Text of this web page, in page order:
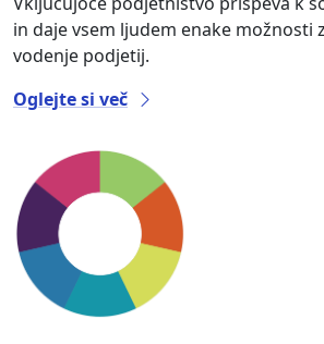
in daje vsem ljudem enake možnosti
vodenje podjetij.
Oglejte si več